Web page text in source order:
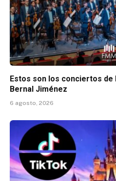
Estos son los conciertos de
Bernal Jiménez
6 agosto, 2026